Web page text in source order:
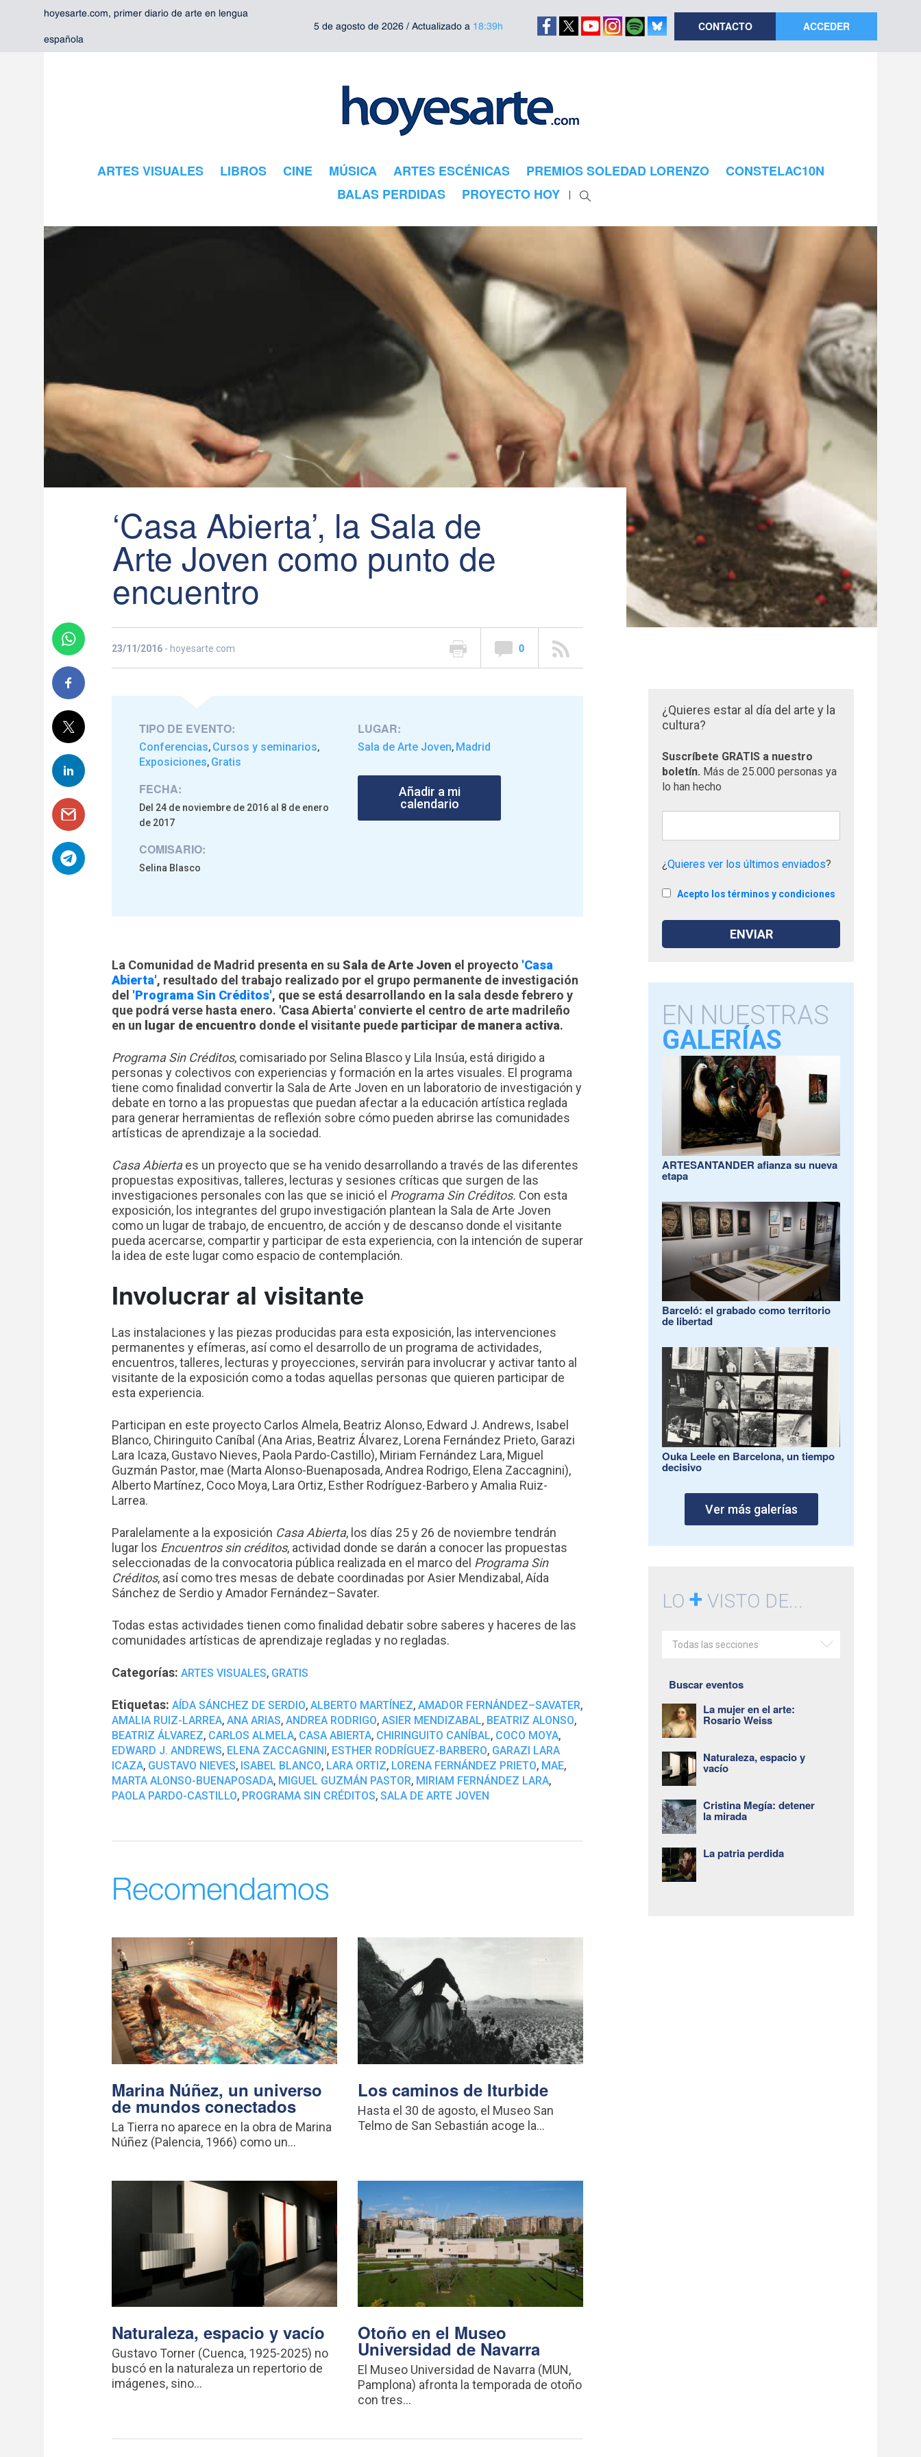
hoyesarte.com, primer diario de arte en lengua
española
5 de agosto de 2026 / Actualizado a 18:39h CONTACTO ACCEDER
ARTES VISUALES LIBROS CINE MÚSICA ARTES ESCÉNICAS PREMIOS SOLEDAD LORENZO
CONSTELAC10N
BALAS PERDIDAS
PROYECTO HOY
‘Casa Abierta’, la Sala de
Arte Joven como punto de
encuentro
23/11/2016 - hoyesarte.com 0
TIPO DE EVENTO:
Conferencias, Cursos y seminarios,
Exposiciones, Gratis
FECHA:
Del 24 de noviembre de 2016 al 8 de enero
de 2017
COMISARIO:
Selina Blasco
LUGAR:
Sala de Arte Joven, Madrid
Añadir a mi
calendario
La Comunidad de Madrid presenta en su Sala de Arte Joven el proyecto 'Casa
Abierta', resultado del trabajo realizado por el grupo permanente de investigación
del 'Programa Sin Créditos', que se está desarrollando en la sala desde febrero y
que podrá verse hasta enero. 'Casa Abierta' convierte el centro de arte madrileño
en un lugar de encuentro donde el visitante puede participar de manera activa.
Programa Sin Créditos, comisariado por Selina Blasco y Lila Insúa, está dirigido a
personas y colectivos con experiencias y formación en la artes visuales. El programa
tiene como finalidad convertir la Sala de Arte Joven en un laboratorio de investigación y
debate en torno a las propuestas que puedan afectar a la educación artística reglada
para generar herramientas de reflexión sobre cómo pueden abrirse las comunidades
artísticas de aprendizaje a la sociedad.
Casa Abiertaes un proyecto que se ha venido desarrollando a través de las diferentes
propuestas expositivas, talleres, lecturas y sesiones críticas que surgen de las
investigaciones personales con las que se inició el Programa Sin Créditos. Con esta
exposición, los integrantes del grupo investigación plantean la Sala de Arte Joven
como un lugar de trabajo, de encuentro, de acción y de descanso donde el visitante
pueda acercarse, compartir y participar de esta experiencia, con la intención de superar
la idea de este lugar como espacio de contemplación.
Involucrar al visitante
Las instalaciones y las piezas producidas para esta exposición, las intervenciones
permanentes y efímeras, así como el desarrollo de un programa de actividades,
encuentros, talleres, lecturas y proyecciones, servirán para involucrar y activar tanto al
visitante de la exposición como a todas aquellas personas que quieren participar de
esta experiencia.
Participan en este proyecto Carlos Almela, Beatriz Alonso, Edward J. Andrews, Isabel
Blanco, Chiringuito Caníbal (Ana Arias, Beatriz Álvarez, Lorena Fernández Prieto, Garazi
Lara Icaza, Gustavo Nieves, Paola Pardo-Castillo), Miriam Fernández Lara, Miguel
Guzmán Pastor, mae (Marta Alonso-Buenaposada, Andrea Rodrigo, Elena Zaccagnini),
Alberto Martínez, Coco Moya, Lara Ortiz, Esther Rodríguez-Barbero y Amalia Ruiz-
Larrea.
Paralelamente a la exposición Casa Abierta, los días 25 y 26 de noviembre tendrán
lugar los Encuentros sin créditos, actividad donde se darán a conocer las propuestas
seleccionadas de la convocatoria pública realizada en el marco del Programa Sin
Créditos, así como tres mesas de debate coordinadas por Asier Mendizabal, Aída
Sánchez de Serdio y Amador Fernández–Savater.
Todas estas actividades tienen como finalidad debatir sobre saberes y haceres de las
comunidades artísticas de aprendizaje regladas y no regladas.
Categorías: ARTES VISUALES, GRATIS
Etiquetas: AÍDA SÁNCHEZ DE SERDIO, ALBERTO MARTÍNEZ, AMADOR FERNÁNDEZ–SAVATER,
AMALIA RUIZ-LARREA, ANA ARIAS, ANDREA RODRIGO, ASIER MENDIZABAL, BEATRIZ ALONSO,
BEATRIZ ÁLVAREZ, CARLOS ALMELA, CASA ABIERTA, CHIRINGUITO CANÍBAL, COCO MOYA,
EDWARD J. ANDREWS, ELENA ZACCAGNINI, ESTHER RODRÍGUEZ-BARBERO, GARAZI LARA
ICAZA, GUSTAVO NIEVES, ISABEL BLANCO, LARA ORTIZ, LORENA FERNÁNDEZ PRIETO, MAE,
MARTA ALONSO-BUENAPOSADA, MIGUEL GUZMÁN PASTOR, MIRIAM FERNÁNDEZ LARA,
PAOLA PARDO-CASTILLO, PROGRAMA SIN CRÉDITOS, SALA DE ARTE JOVEN
Recomendamos
Marina Núñez, un universo
de mundos conectados
La Tierra no aparece en la obra de Marina
Núñez (Palencia, 1966) como un...
Los caminos de Iturbide
Hasta el 30 de agosto, el Museo San
Telmo de San Sebastián acoge la...
Naturaleza, espacio y vacío
Gustavo Torner (Cuenca, 1925-2025) no
buscó en la naturaleza un repertorio de
imágenes, sino...
Otoño en el Museo
Universidad de Navarra
El Museo Universidad de Navarra (MUN,
Pamplona) afronta la temporada de otoño
con tres...
¿Quieres estar al día del arte y la
cultura?
Suscríbete GRATIS a nuestro
boletín. Más de 25.000 personas ya
lo han hecho
¿Quieres ver los últimos enviados?
Acepto los términos y condiciones
EN NUESTRAS
GALERÍAS
ARTESANTANDER afianza su nueva
etapa
Barceló: el grabado como territorio
de libertad
Ouka Leele en Barcelona, un tiempo
decisivo
Ver más galerías
LO+ VISTO DE...
Todas las secciones
Buscar eventos
La mujer en el arte:
Rosario Weiss
Naturaleza, espacio y
vacío
Cristina Megía: detener
la mirada
La patria perdida